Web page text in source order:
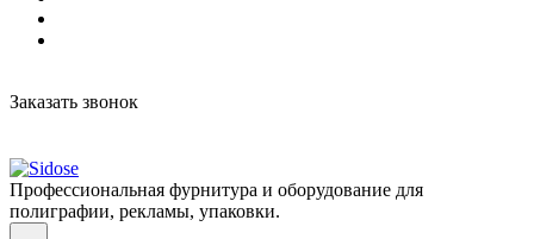
Заказать звонок
Профессиональная фурнитура и оборудование для
полиграфии, рекламы, упаковки.